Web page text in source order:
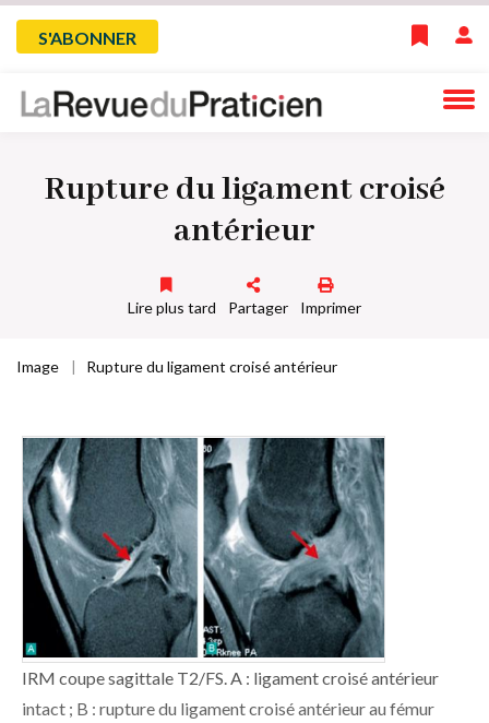
Skip
navigation
Menu
du
de
l'utilisateur
S'ABONNER
Rupture du ligament croisé
antérieur
Lire plus tard Partager Imprimer
Fil
d'Ariane
Image Rupture du ligament croisé antérieur
IRM coupe sagittale T2/FS. A : ligament croisé antérieur
intact ; B : rupture du ligament croisé antérieur au fémur